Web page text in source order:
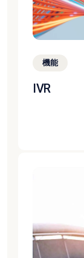
機能
IVR